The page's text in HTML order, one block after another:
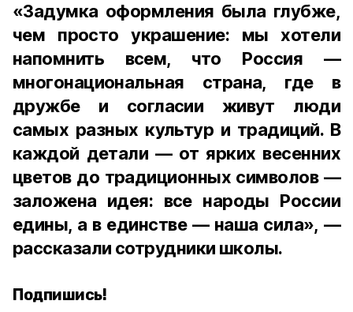
«Задумка оформления была глубже,
чем просто украшение: мы хотели
напомнить всем, что Россия —
многонациональная страна, где в
дружбе и согласии живут люди
самых разных культур и традиций. В
каждой детали — от ярких весенних
цветов до традиционных символов —
заложена идея: все народы России
едины, а в единстве — наша сила», —
рассказали сотрудники школы.
Подпишись!